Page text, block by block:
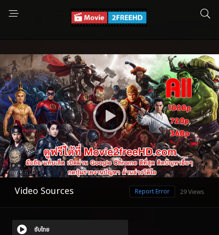
Video Sources 29 Views
Report Error
ซับไทย